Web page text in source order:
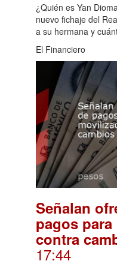
¿Quién es Yan
nuevo fichaje del
a su hermana y
El Financiero
Señalan
pagos
contra
17:44